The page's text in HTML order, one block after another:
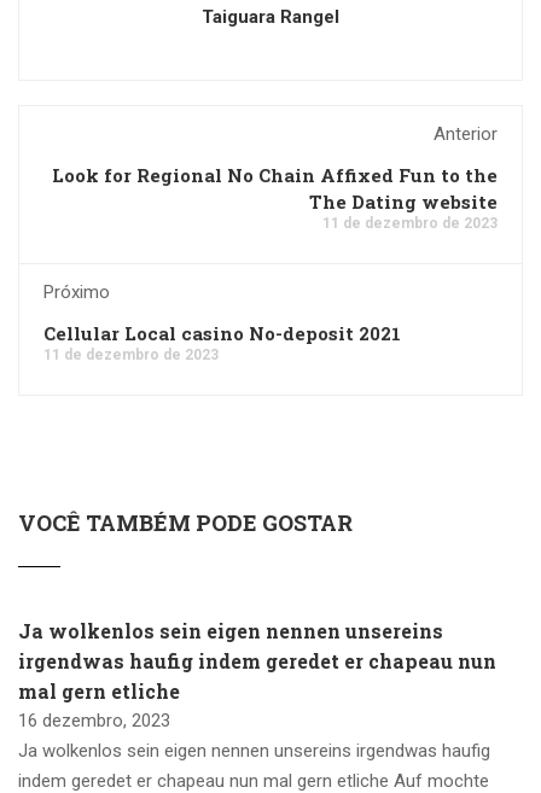
Taiguara Rangel
Anterior
Look for Regional No Chain Affixed Fun to the
The Dating website
11 de dezembro de 2023
Próximo
Cellular Local casino No-deposit 2021
11 de dezembro de 2023
VOCÊ TAMBÉM PODE GOSTAR
Ja wolkenlos sein eigen nennen unsereins
irgendwas haufig indem geredet er chapeau nun
mal gern etliche
16 dezembro, 2023
Ja wolkenlos sein eigen nennen unsereins irgendwas haufig
indem geredet er chapeau nun mal gern etliche Auf mochte